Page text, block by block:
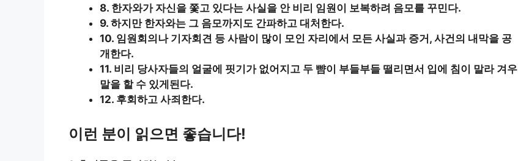
8. 한자와가 자신을 쫓고 있다는 사실을 안 비리 임원이 보복하려 음모를 꾸민다.
9. 하지만 한자와는 그 음모까지도 간파하고 대처한다.
10. 임원회의나 기자회견 등 사람이 많이 모인 자리에서 모든 사실과 증거, 사건의 내막을 공
개한다.
11. 비리 당사자들의 얼굴에 핏기가 없어지고 두 뺨이 부들부들 떨리면서 입에 침이 말라 겨우
말을 할 수 있게된다.
12. 후회하고 사죄한다.
이런 분이 읽으면 좋습니다!